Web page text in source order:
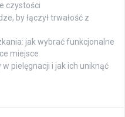
czystości
by łączył trwałość z
jak wybrać funkcjonalne
miejsce
w pielęgnacji i jak ich uniknąć